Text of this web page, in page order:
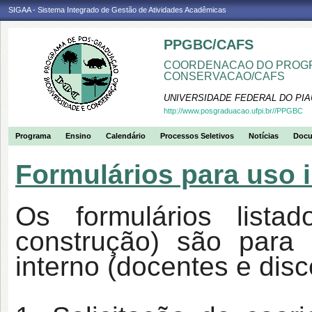
SIGAA - Sistema Integrado de Gestão de Atividades Acadêmicas
PPGBC/CAFS
COORDENACAO DO
CONSERVACAO/CAFS
UNIVERSIDADE FEDERAL DO
http://www.posgraduacao.ufpi.br//PPGBC
Programa Ensino Calendário Processos Seletivos Notícias
Formulários para uso
Os formulários
construção) são
interno (docentes e